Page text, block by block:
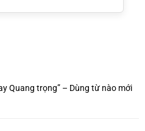
Quang trọng” – Dùng từ nào mới